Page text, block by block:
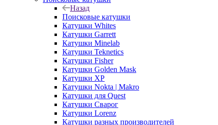
Назад
Поисковые катушки
Катушки Whites
Катушки Garrett
Катушки Minelab
Катушки Teknetics
Катушки Fisher
Катушки Golden Mask
Катушки XP
Катушки Nokta | Makro
Катушки для Quest
Катушки Сварог
Катушки Lorenz
Катушки разных производителей